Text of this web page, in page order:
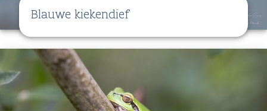
Blauwe kiekendief